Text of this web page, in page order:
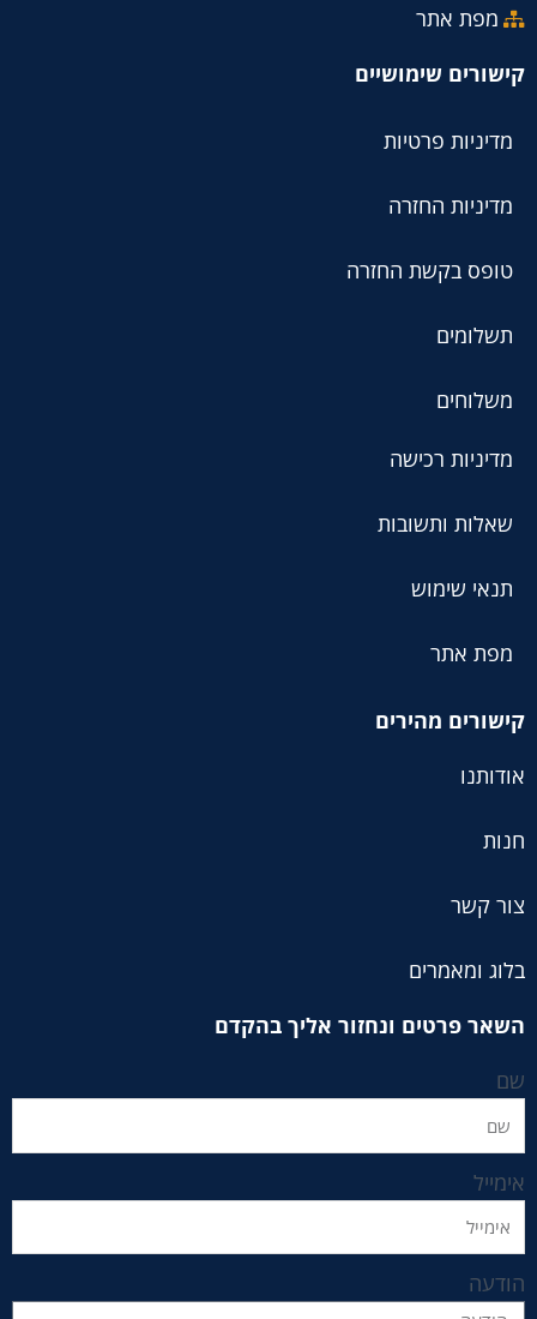
מפת אתר
קישורים שימושיים
מדיניות פרטיות
מדיניות החזרה
טופס בקשת החזרה
תשלומים
משלוחים
מדיניות רכישה
שאלות ותשובות
תנאי שימוש
מפת אתר
קישורים מהירים
אודותנו
חנות
צור קשר
בלוג ומאמרים
השאר פרטים ונחזור אליך בהקדם
שם
אימייל
הודעה